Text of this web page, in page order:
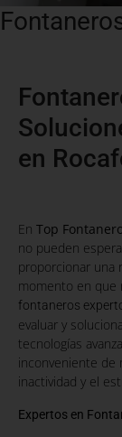
en
En Top
no pueden
proporcionar una
momento en que
fontaneros
evaluar y
tecnologías
inconveniente de
inactividad y el
Expertos en